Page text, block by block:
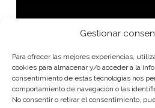
Gestionar
Para ofrecer las mejores experiencias,
cookies para almacenar y/o acceder a la
consentimiento de estas tecnologías nos
comportamiento de navegación o las
No consentir o retirar el consentimiento,